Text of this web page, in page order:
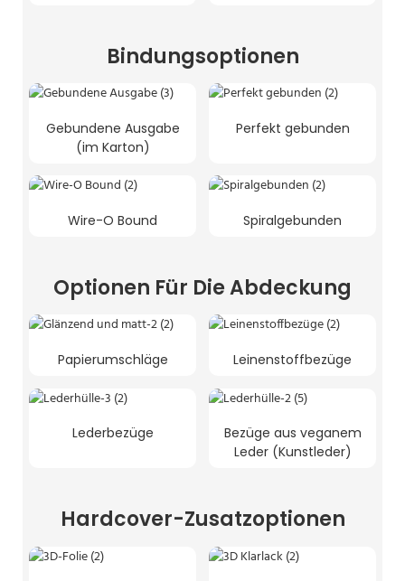
Bindungsoptionen
Gebundene Ausgabe
(im Karton)
Perfekt gebunden
Wire-O Bound Spiralgebunden
Optionen Für Die Abdeckung
Papierumschläge Leinenstoffbezüge
Lederbezüge
Bezüge aus veganem
Leder (Kunstleder)
Hardcover-Zusatzoptionen